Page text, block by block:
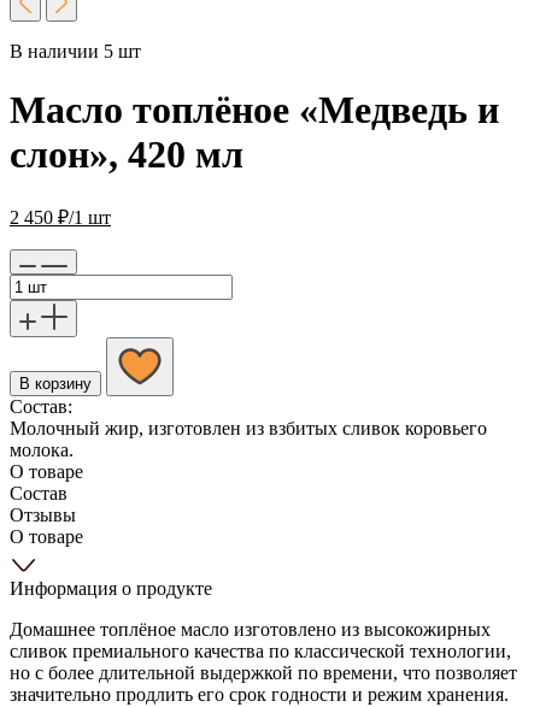
В наличии 5 шт
Масло топлёное «Медведь и
слон», 420 мл
2 450 ₽/1 шт
В корзину
Состав:
Молочный жир, изготовлен из взбитых сливок коровьего
молока.
О товаре
Состав
Отзывы
О товаре
Информация о продукте
Домашнее топлёное масло изготовлено из высокожирных
сливок премиального качества по классической технологии,
но с более длительной выдержкой по времени, что позволяет
значительно продлить его срок годности и режим хранения.